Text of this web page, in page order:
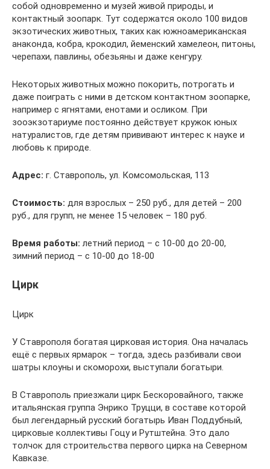
собой одновременно и музей живой природы, и
контактный зоопарк. Тут содержатся около 100 видов
экзотических животных, таких как южноамериканская
анаконда, кобра, крокодил, йеменский хамелеон, питоны,
черепахи, павлины, обезьяны и даже кенгуру.
Некоторых животных можно покорить, потрогать и
даже поиграть с ними в детском контактном зоопарке,
например с ягнятами, енотами и осликом. При
зооэкзотариуме постоянно действует кружок юных
натуралистов, где детям прививают интерес к науке и
любовь к природе.
Адрес: г. Ставрополь, ул. Комсомольская, 113
Стоимость: для взрослых – 250 руб., для детей – 200
руб., для групп, не менее 15 человек – 180 руб.
Время работы: летний период – с 10-00 до 20-00,
зимний период – с 10-00 до 18-00
Цирк
Цирк
У Ставрополя богатая цирковая история. Она началась
ещё с первых ярмарок – тогда, здесь разбивали свои
шатры клоуны и скоморохи, выступали богатыри.
В Ставрополь приезжали цирк Бескоровайного, также
итальянская группа Энрико Труцци, в составе которой
был легендарный русский богатырь Иван Поддубный,
цирковые коллективы Гоцу и Рутштейна. Это дало
толчок для строительства первого цирка на Северном
Кавказе.